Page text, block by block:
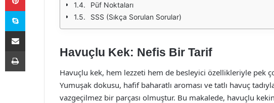
Püf Noktaları
SSS (Sıkça Sorulan Sorular)
Havuçlu Kek: Nefis Bir Tarif
Havuçlu kek, hem lezzeti hem de besleyici özellikleriyle pek
Yumuşak dokusu, hafif baharatlı aroması ve tatlı havuç
vazgeçilmez bir parçası olmuştur. Bu makalede, havuçlu
Skype
E-Posta ile paylaş